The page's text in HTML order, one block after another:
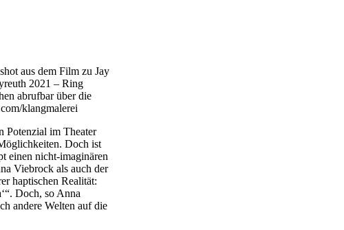
aus dem Film zu Jay
2021 – Ring
abrufbar über die
klangmalerei
Potenzial im Theater
Doch ist
einen nicht-imaginären
Viebrock als auch der
haptischen Realität:
Doch, so Anna
andere Welten auf die